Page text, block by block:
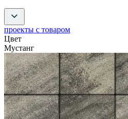
проекты с товаром
Цвет
Мустанг